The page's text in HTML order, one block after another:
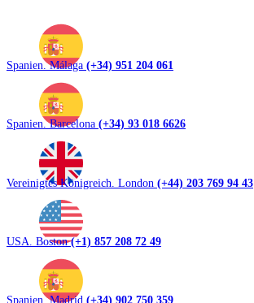
Spanien. Málaga (+34) 951 204 061
Spanien. Barcelona (+34) 93 018 6626
Vereinigtes Königreich. London (+44) 203 769 94 43
USA. Boston(+1) 857 208 72 49
Spanien. Madrid (+34) 902 750 359